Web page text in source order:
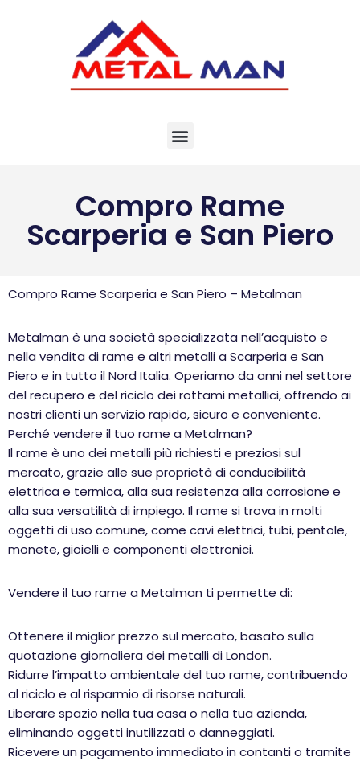
Compro Rame
Scarperia e San Piero
Compro Rame Scarperia e San Piero – Metalman
Metalman è una società specializzata nell’acquisto e
nella vendita di rame e altri metalli a Scarperia e San
Piero e in tutto il Nord Italia. Operiamo da anni nel settore
del recupero e del riciclo dei rottami metallici, offrendo ai
nostri clienti un servizio rapido, sicuro e conveniente.
Perché vendere il tuo rame a Metalman?
Il rame è uno dei metalli più richiesti e preziosi sul
mercato, grazie alle sue proprietà di conducibilità
elettrica e termica, alla sua resistenza alla corrosione e
alla sua versatilità di impiego. Il rame si trova in molti
oggetti di uso comune, come cavi elettrici, tubi, pentole,
monete, gioielli e componenti elettronici.
Vendere il tuo rame a Metalman ti permette di:
Ottenere il miglior prezzo sul mercato, basato sulla
quotazione giornaliera dei metalli di London.
Ridurre l’impatto ambientale del tuo rame, contribuendo
al riciclo e al risparmio di risorse naturali.
Liberare spazio nella tua casa o nella tua azienda,
eliminando oggetti inutilizzati o danneggiati.
Ricevere un pagamento immediato in contanti o tramite